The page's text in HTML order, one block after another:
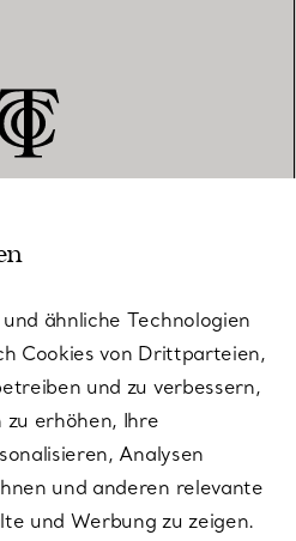
ähnliche Technologien
Cookies von Drittparteien,
und zu verbessern,
erhöhen, Ihre
Analysen
und anderen relevante
und Werbung zu zeigen.